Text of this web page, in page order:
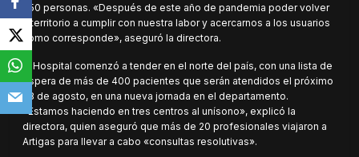
450 personas. «Después de este año de pandemia poder volver
a territorio a cumplir con nuestra labor y acercarnos a los usuarios
como corresponde», aseguró la directora.
El Hospital comenzó a tender en el norte del país, con una lista de
espera de más de 400 pacientes que serán atendidos el próximo
28 de agosto, en una nueva jornada en el departamento.
«Estamos haciendo en tres centros al unísono», explicó la
directora, quien aseguró que más de 20 profesionales viajaron a
Artigas para llevar a cabo «consultas resolutivas».